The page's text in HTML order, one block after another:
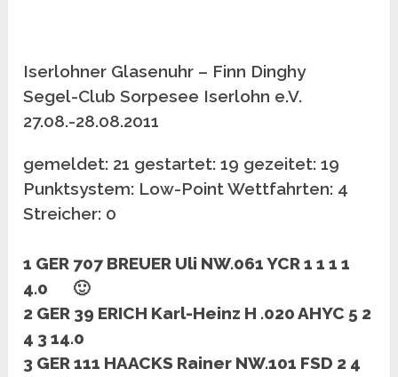
Iserlohner Glasenuhr – Finn Dinghy
Segel-Club Sorpesee Iserlohn e.V.
27.08.-28.08.2011
gemeldet: 21 gestartet: 19 gezeitet: 19
Punktsystem: Low-Point Wettfahrten: 4
Streicher: 0
1 GER 707 BREUER Uli NW.061 YCR 1 1 1 1
4.0 🙂
2 GER 39 ERICH Karl-Heinz H .020 AHYC 5 2
4 3 14.0
3 GER 111 HAACKS Rainer NW.101 FSD 2 4